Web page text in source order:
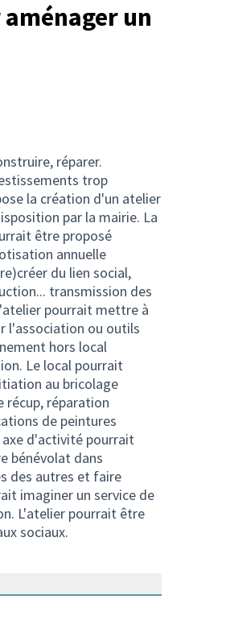
un
réparer.
trop
la création d'un atelier
par la mairie. La
être proposé
annuelle
du lien social,
transmission des
pourrait mettre à
l'association ou outils
hors local
Le local pourrait
au bricolage
récup, réparation
de peintures
d'activité pourrait
bénévolat dans
des autres et faire
imaginer un service de
L'atelier pourrait être
sociaux.